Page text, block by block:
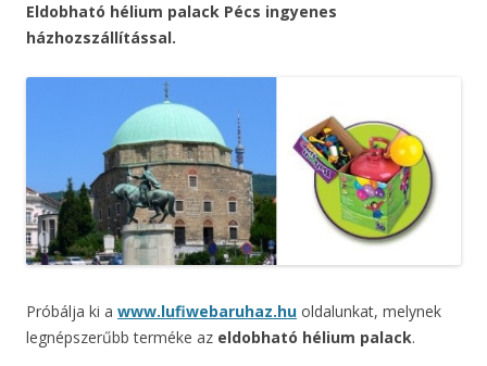
Eldobható hélium palack Pécs ingyenes
házhozszállítással.
Próbálja ki a www.lufiwebaruhaz.hu oldalunkat, melynek
legnépszerűbb terméke az eldobható hélium palack.